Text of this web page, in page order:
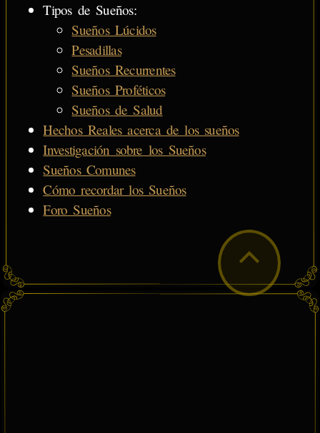
Tipos de Sueños:
Sueños Lúcidos
Pesadillas
Sueños Recurrentes
Sueños Proféticos
Sueños de Salud
Hechos Reales acerca de los sueños
Investigación sobre los Sueños
Sueños Comunes
Cómo recordar los Sueños
Foro Sueños